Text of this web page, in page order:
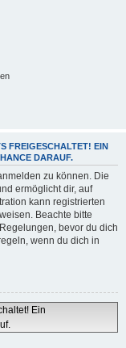
FREIGESCHALTET! EIN
DARAUF.
zu können. Die
ermöglicht dir, auf
kann registrierten
Beachte bitte
bevor du dich
wenn du dich in
Ein